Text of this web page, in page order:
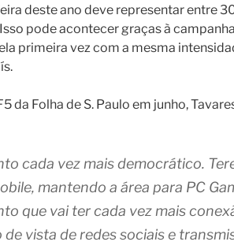
deste ano deve representar entre
pode acontecer graças à
primeira vez com a mesma
da Folha de S. Paulo em junho,
cada vez mais democrático.
mantendo a área para PC
que vai ter cada vez mais
vista de redes sociais e